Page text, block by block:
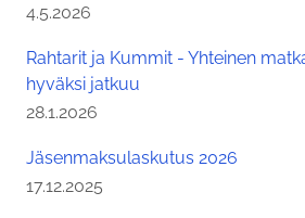
Julkaistu:
4.5.2026
Rahtarit ja Kummit - Yhteinen
hyväksi jatkuu
Julkaistu:
28.1.2026
Jäsenmaksulaskutus 2026
Julkaistu:
17.12.2025